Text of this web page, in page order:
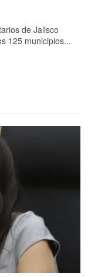
de Jalisco
125 municipios...